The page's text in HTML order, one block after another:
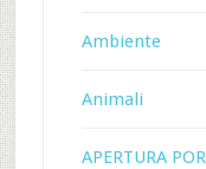
Ambiente
Animali
APERTURA